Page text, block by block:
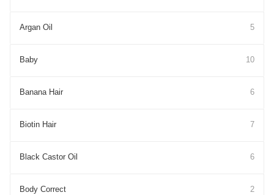
Argan Oil 5
Baby 10
Banana Hair 6
Biotin Hair 7
Black Castor Oil 6
Body Correct 2